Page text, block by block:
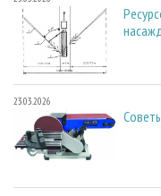
23.03.2026